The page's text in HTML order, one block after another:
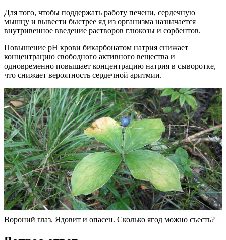
Для того, чтобы поддержать работу печени, сердечную
мышцу и вывести быстрее яд из организма назначается
внутривенное введение растворов глюкозы и сорбентов.
Повышение рН крови бикарбонатом натрия снижает
концентрацию свободного активного вещества и
одновременно повышает концентрацию натрия в сыворотке,
что снижает вероятность сердечной аритмии.
Вороний глаз. Ядовит и опасен. Сколько ягод можно съесть?